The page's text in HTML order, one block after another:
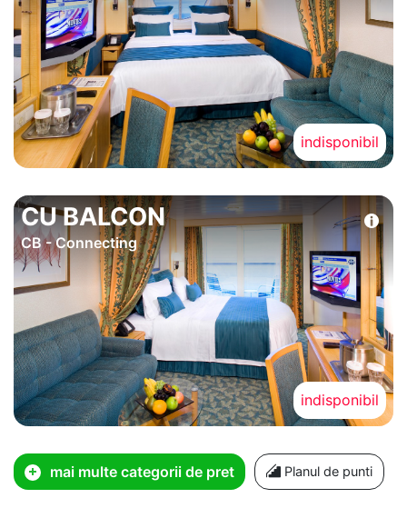
indisponibil
CU BALCON
CB - Connecting
indisponibil
mai multe categorii de pret Planul de punti